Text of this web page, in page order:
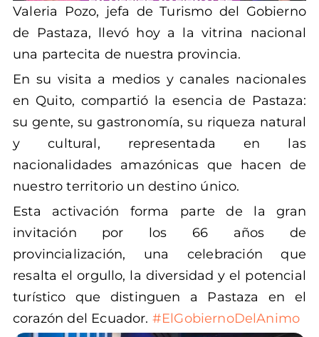
Valeria Pozo, jefa de Turismo del Gobierno
de Pastaza, llevó hoy a la vitrina nacional
una partecita de nuestra provincia.
En su visita a medios y canales nacionales
en Quito, compartió la esencia de Pastaza:
su gente, su gastronomía, su riqueza natural
y cultural, representada en las
nacionalidades amazónicas que hacen de
nuestro territorio un destino único.
Esta activación forma parte de la gran
invitación por los 66 años de
provincialización, una celebración que
resalta el orgullo, la diversidad y el potencial
turístico que distinguen a Pastaza en el
corazón del Ecuador. #ElGobiernoDelAnimo